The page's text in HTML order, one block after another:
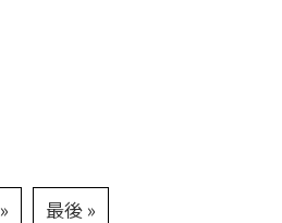
» 最後 »